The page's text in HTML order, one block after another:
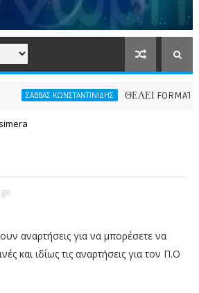
ΣΑΒΒΑΣ ΚΩΝΣΤΑΝΤΙΝΙΔΗΣ ΘΕΛΕΙ FORMAT O ΑΡΗΣ
simera
αναρτήσεις για να μπορέσετε να
και ιδίως τις αναρτήσεις για τον Π.Ο